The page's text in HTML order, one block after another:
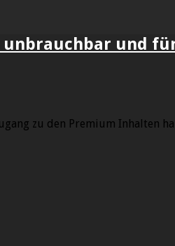
und
zu den Premium Inhalten